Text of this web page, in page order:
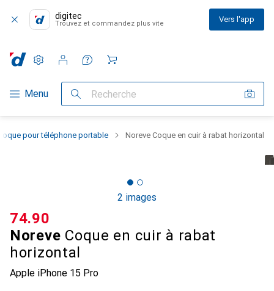
digitec
Trouvez et commandez plus vite Vers l'app
Navigation par catégorie
Menu Recherche
Paramètres
Compte client
Listes de comparaison
Listes d'envies
Panier
pour téléphone portable Noreve Coque en cuir à rabat horizontal
2 images
Noreve Coque en cuir à rabat
horizontal
Apple iPhone 15 Pro
CHF
74.90